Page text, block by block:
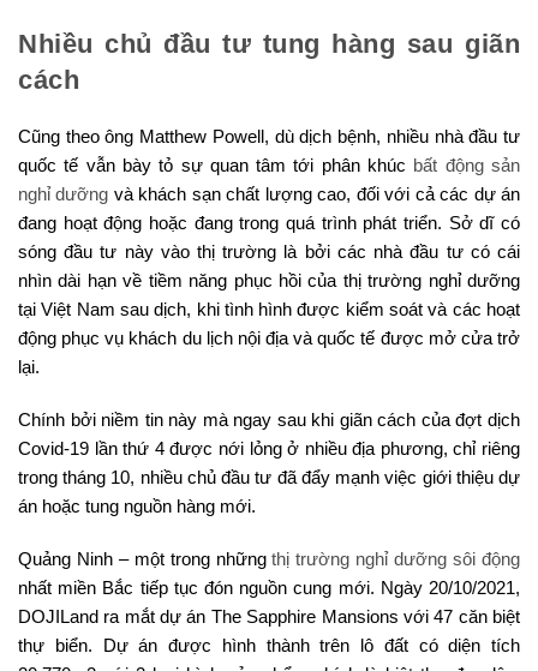
Nhiều chủ đầu tư tung hàng sau giãn
cách
Cũng theo ông Matthew Powell, dù dịch bệnh, nhiều nhà đầu tư
quốc tế vẫn bày tỏ sự quan tâm tới phân khúc bất động sản
nghỉ dưỡng và khách sạn chất lượng cao, đối với cả các dự án
đang hoạt động hoặc đang trong quá trình phát triển. Sở dĩ có
sóng đầu tư này vào thị trường là bởi các nhà đầu tư có cái
nhìn dài hạn về tiềm năng phục hồi của thị trường nghỉ dưỡng
tại Việt Nam sau dịch, khi tình hình được kiểm soát và các hoạt
động phục vụ khách du lịch nội địa và quốc tế được mở cửa trở
lại.
Chính bởi niềm tin này mà ngay sau khi giãn cách của đợt dịch
Covid-19 lần thứ 4 được nới lỏng ở nhiều địa phương, chỉ riêng
trong tháng 10, nhiều chủ đầu tư đã đẩy mạnh việc giới thiệu dự
án hoặc tung nguồn hàng mới.
Quảng Ninh – một trong nhữngthị trường nghỉ dưỡng sôi động
nhất miền Bắc tiếp tục đón nguồn cung mới. Ngày 20/10/2021,
DOJILand ra mắt dự án The Sapphire Mansions với 47 căn biệt
thự biển. Dự án được hình thành trên lô đất có diện tích